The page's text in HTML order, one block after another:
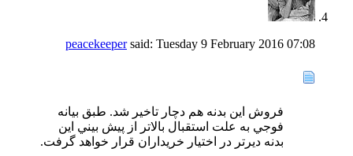
peacekeepersaid: Tuesday 9 February 2016 07:08
فروش اين بدنه هم دچار تاخير شد. طبق بيانه
فوجي به علت استقبال بالاتر از پيش بيني اين
بدنه ديرتر در اختيار خريداران قرار خواهد گرفت.